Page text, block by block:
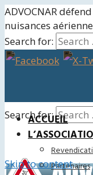
ADVOCNAR
nuisances
Search for:
Search for:
ACCUEIL
Partenaires
Skip to content